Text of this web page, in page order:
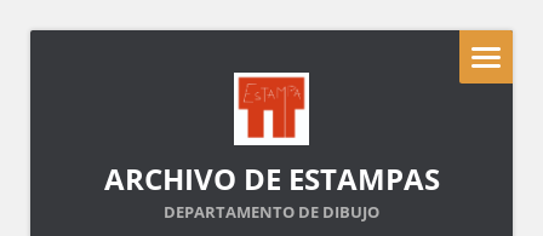
ARCHIVO DE ESTAMPAS
DEPARTAMENTO DE DIBUJO